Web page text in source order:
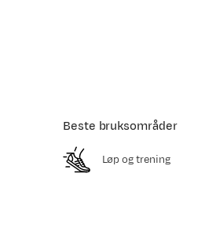
Beste bruksområder
Løp og trening